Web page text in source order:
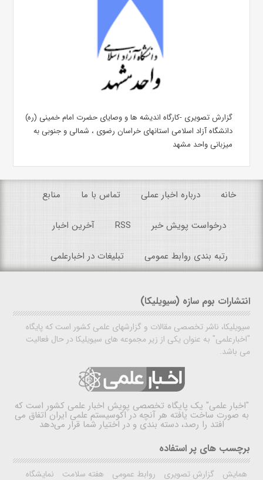
گزارش تصویری -کارگاه اندیشه ها و وصایای حضرت امام خمینی (ره)
دانشگاه آزاد اسلامی استانهای خراسان رضوی ، شمالی و جنوبی به
میزبانی واحد مشهد
خانه درباره اخبار عملی تماس با ما منابع
درخواست پویش خبر RSS آخرین اخبار
رتبه بندی روابط عمومی تبلیغات در اخبارعلمی
انتشارات بوم سازه (سیویلیکا)
سیویلیکا، ناشر تخصصی مقالات و گزارشهای علمی کشور است که پایگاه
"اخبارعلمی" به عنوان یکی از زیر مجموعه های سیویلیکا در حال فعالیت
می باشد.
"اخبار علمی" یک پایگاه تخصصی پویش اخبار علمی کشور است که
به صورت ساخت یافته هر آنچه در اکوسیستم علمی ایران اتفاق می
افتد را رصد، دسته بندی و در اختیار شما قرار می‌دهد
برچسب های پر استفاده
همایش گزارش تصویری روابط عمومی هفته سلامت نمایشگاه